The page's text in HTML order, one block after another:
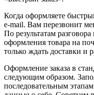
Когда оформляете
e-mail. Вам перезвонит
По результатам
оформления товара на
только ждать доставки и
Оформление заказа в
следующим образом.
последовательным